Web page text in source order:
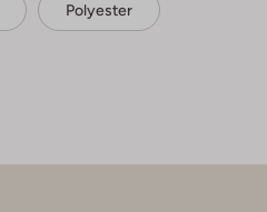
Polyester